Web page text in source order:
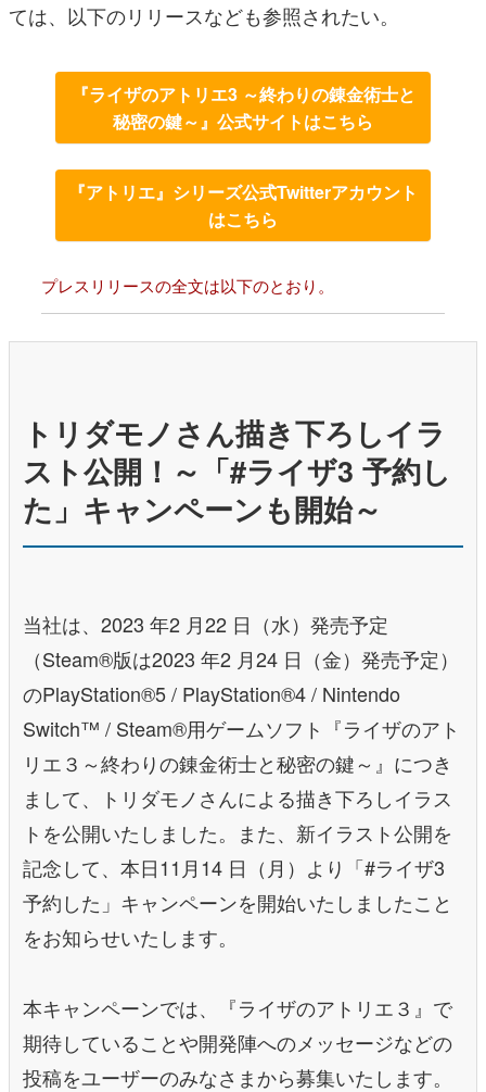
ては、以下のリリースなども参照されたい。
『ライザのアトリエ3 ～終わりの錬金術士と
秘密の鍵～』公式サイトはこちら
『アトリエ』シリーズ公式Twitterアカウント
はこちら
プレスリリースの全文は以下のとおり。
トリダモノさん描き下ろしイラ
スト公開！～「#ライザ3 予約し
た」キャンペーンも開始～
当社は、2023 年2 月22 日（水）発売予定
（Steam®版は2023 年2 月24 日（金）発売予定）
のPlayStation®5 / PlayStation®4 / Nintendo
Switch™ / Steam®用ゲームソフト『ライザのアト
リエ３～終わりの錬金術士と秘密の鍵～』につき
まして、トリダモノさんによる描き下ろしイラス
トを公開いたしました。また、新イラスト公開を
記念して、本日11月14 日（月）より「#ライザ3
予約した」キャンペーンを開始いたしましたこと
をお知らせいたします。
本キャンペーンでは、『ライザのアトリエ３』で
期待していることや開発陣へのメッセージなどの
投稿をユーザーのみなさまから募集いたします。